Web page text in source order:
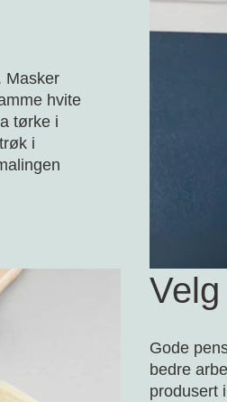
Masker
hvite
tørke i
i
Gode
bedre
produsert